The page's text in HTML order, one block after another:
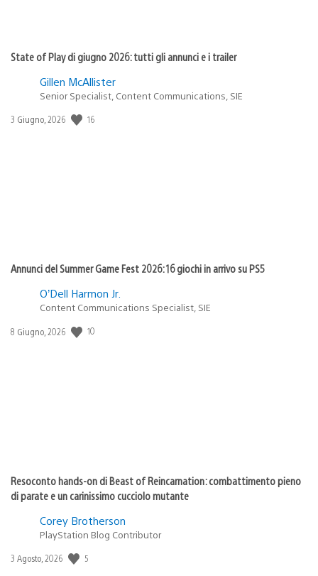
State of Play di giugno 2026: tutti gli annunci e i trailer
Gillen McAllister
Senior Specialist, Content Communications, SIE
Data
3 Giugno, 2026 16
Annunci del Summer Game Fest 2026: 16 giochi in arrivo su PS5
O’Dell Harmon Jr.
Content Communications Specialist, SIE
Data
8 Giugno, 2026 10
Resoconto hands-on di Beast of Reincarnation: combattimento pieno
di parate e un carinissimo cucciolo mutante
Corey Brotherson
PlayStation Blog Contributor
Data
3 Agosto, 2026 5